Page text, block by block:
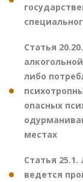
Статья
либо
опасных
местах
Статья
ведется